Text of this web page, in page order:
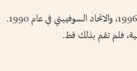
وكانت آخر تجربة للولايات المتحدة في عام 1992، والصين وفرنسا في عام 1996، والاتحاد السوفييتي في عام 1990.
فلم تقم بذلك قط.